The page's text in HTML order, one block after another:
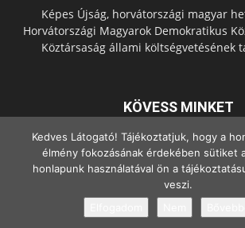
Képes Újság, horvátországi magyar
Horvátországi Magyarok Demokratikus
Köztársaság állami költségvetésének
KÖVESS MINKET
© Copyright - 2022 Minden jog
Kedves Látogató! Tájékoztatjuk, hogy a
élmény fokozásának érdekében sütiket
honlapunk használatával ön a
veszi.